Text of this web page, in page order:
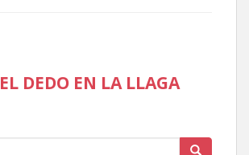
DEDO EN LA LLAGA